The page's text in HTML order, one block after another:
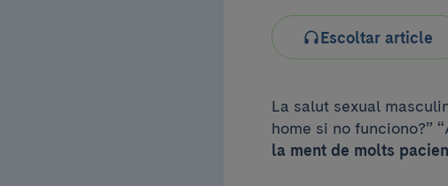
Escoltar article
La salut sexual
home si no funciono?”
la ment de molts